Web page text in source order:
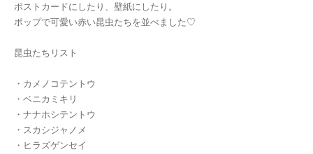
ポストカードにしたり、壁紙にしたり。
ポップで可愛い赤い昆虫たちを並べました♡
昆虫たちリスト
・カメノコテントウ
・ベニカミキリ
・ナナホシテントウ
・スカシジャノメ
・ヒラズゲンセイ